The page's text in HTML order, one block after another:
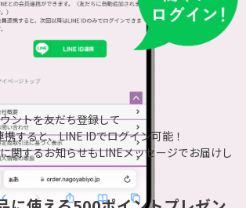
ントを友だち登録して
すると、LINE IDでログイン可能！
関するお知らせもLINEメッセージでお届けし